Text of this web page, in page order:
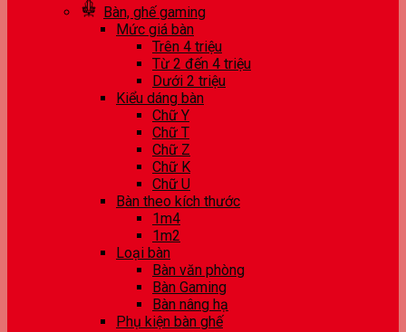
Bàn, ghế gaming
Mức giá bàn
Trên 4 triệu
Từ 2 đến 4 triệu
Dưới 2 triệu
Kiểu dáng bàn
Chữ Y
Chữ T
Chữ Z
Chữ K
Chữ U
Bàn theo kích thước
1m4
1m2
Loại bàn
Bàn văn phòng
Bàn Gaming
Bàn nâng hạ
Phụ kiện bàn ghế